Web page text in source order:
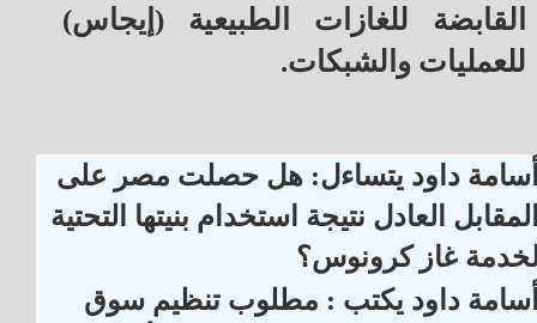
القابضة للغازات الطبيعية (إيجاس)
للعمليات والشبكات.
داود يتساءل: هل حصلت مصر على
العادل نتيجة استخدام بنيتها التحتية
غاز كرونوس؟
داود يكتب : مطلوب تنظيم سوق